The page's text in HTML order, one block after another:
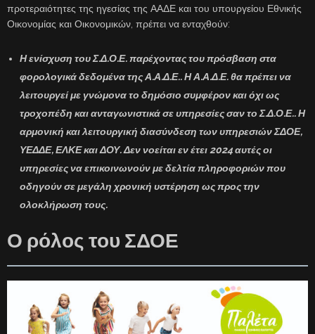
προτεραιότητες της ηγεσίας της ΑΑΔΕ και του υπουργείου Εθνικής
Οικονομίας και Οικονομικών, πρέπει να ενταχθούν:
Η ενίσχυση τουΣ.Δ.Ο.Ε. παρέχοντας του πρόσβαση στα
φορολογικά δεδομένα της Α.Α.Δ.Ε.. Η Α.Α.Δ.Ε. θα πρέπει να
λειτουργεί με γνώμονα το δημόσιο συμφέρον και όχι ως
τροχοπέδη και ανταγωνιστικά σε υπηρεσίες σαν το Σ.Δ.Ο.Ε.. Η
αρμονική και λειτουργική διασύνδεση των υπηρεσιών ΣΔΟΕ,
ΥΕΔΔΕ, ΕΛΚΕ και ΔΟΥ. Δεν νοείται εν έτει2024αυτές οι
υπηρεσίες να επικοινωνούν με δελτία πληροφοριών που
οδηγούν σε μεγάλη χρονική υστέρηση ως προς την
ολοκλήρωση τους.
Ο ρόλος του ΣΔΟΕ